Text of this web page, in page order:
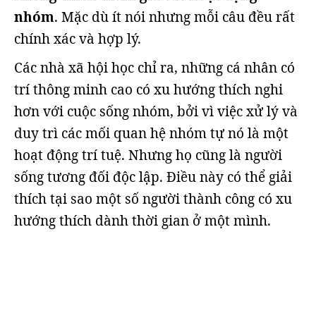
nhóm. Mặc dù ít nói nhưng mỗi câu đều rất
chính xác và hợp lý.
Các nhà xã hội học chỉ ra, những cá nhân có
trí thông minh cao có xu hướng thích nghi
hơn với cuộc sống nhóm, bởi vì việc xử lý và
duy trì các mối quan hệ nhóm tự nó là một
hoạt động trí tuệ. Nhưng họ cũng là người
sống tương đối độc lập. Điều này có thể giải
thích tại sao một số người thành công có xu
hướng thích dành thời gian ở một mình.